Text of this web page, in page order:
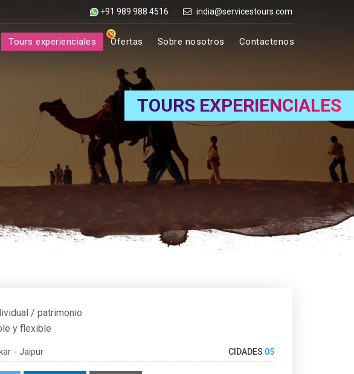
+91 989 988 4516 india@servicestours.com
Tours experienciales Ofertas Sobre nosotros Contactenos
TOURS EXPERIENCIALES
/ patrimonio
y flexible
- Jaipur CIDADES 05